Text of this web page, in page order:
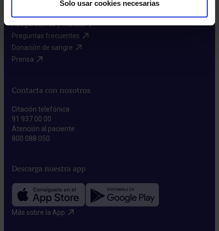
Solo usar cookies necesarias
Enlaces de interés
Aseguradoras y mutuas​
Preguntas frecuentes​
Donación de sangre​
Prensa​
Contacta con nosotros
Citación telefónica
91 937 00 00
Atención al paciente
800 088 050
Descarga nuestra app
Más sobre la App​